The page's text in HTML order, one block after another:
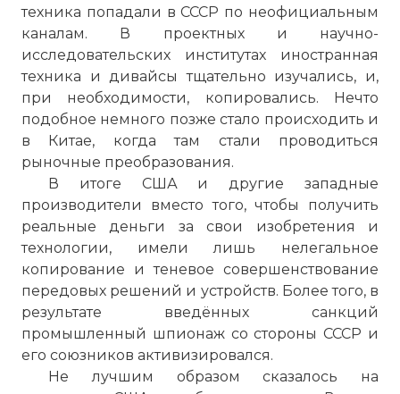
техника попадали в СССР по неофициальным
каналам. В проектных и научно-
исследовательских институтах иностранная
техника и дивайсы тщательно изучались, и,
при необходимости, копировались. Нечто
подобное немного позже стало происходить и
в Китае, когда там стали проводиться
рыночные преобразования.
В итоге США и другие западные
производители вместо того, чтобы получить
реальные деньги за свои изобретения и
технологии, имели лишь нелегальное
копирование и теневое совершенствование
передовых решений и устройств. Более того, в
результате введённых санкций
промышленный шпионаж со стороны СССР и
его союзников активизировался.
Не лучшим образом сказалось на